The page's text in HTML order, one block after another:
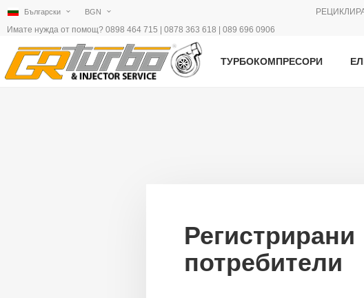
Български BGN
Имате нужда от помощ? 0898 464 715 | 0878 363 618 | 089 696 0906
ТУРБОКОМПРЕСОРИ
Регистрирани
потребители